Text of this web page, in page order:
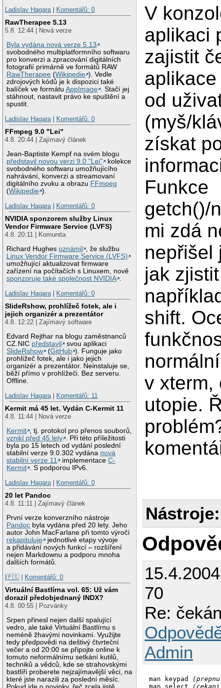
Ladislav Hagara
Komentářů: 0
RawTherapee 5.13
5.8. 12:44 | Nová verze
Byla vydána nová verze 5.13
svobodného multiplatformního softwaru
pro konverzi a zpracování digitálních
fotografií primárně ve formátů RAW
RawTherapee (Wikipedie ). Vedle
zdrojových kódů je k dispozici také
balíček ve formátuAppImage . Stačí jej
stáhnout, nastavit právo ke spuštění a
spustit.
Ladislav Hagara
Komentářů: 0
FFmpeg 9.0 "Lei"
4.8. 20:44 | Zajímavý článek
Jean-Baptiste Kempf na svém blogu
představil novou verzi 9.0 "Lei"
kolekce
svobodného softwaru umožňujícího
nahrávání, konverzi a streamovaní
digitálního zvuku a obrazu FFmpeg
(Wikipedie ).
Ladislav Hagara
Komentářů: 0
NVIDIA sponzorem služby Linux
Vendor Firmware Service (LVFS)
4.8. 20:11 | Komunita
Richard Hughesoznámil
, že službu
Linux Vendor Firmware Service (LVFS)
umožňující aktualizovat firmware
zařízení na počítačích s Linuxem, nově
sponzoruje také společnost NVIDIA .
Ladislav Hagara | Komentářů: 0
SlideRshow, prohlížeč fotek, ale i
jejich organizér a prezentátor
4.8. 12:22 | Zajímavý software
Edvard Rejthar na blogu zaměstnanců
CZ.NIC představil
svou aplikaci
SlideRshow
(GitHub ). Funguje jako
prohlížeč fotek, ale i jako jejich
organizér a prezentátor. Neinstaluje se,
běží přímo v prohlížeči. Bez serveru.
Offline.
Ladislav Hagara | Komentářů: 11
Kermit má 45 let. Vydán C-Kermit 11
4.8. 11:44 | Nová verze
Kermit , tj. protokol pro přenos souborů,
vznikl před 45 lety . Při této příležitosti
byla po 15 letech od vydání poslední
stabilní verze 9.0.302 vydána nová
stabilní verze 11
implementaceC-
Kermit . S podporou IPv6.
Ladislav Hagara | Komentářů: 0
20 let Pandoc
4.8. 11:11 | Zajímavý článek
První verze konverzního nástroje
Pandoc byla vydána před 20 lety. Jeho
autor John MacFarlane při tomto výročí
rekapituluje
jednotlivé etapy vývoje
a přidávání nových funkcí – rozšíření
nejen Markdownu a podporu mnoha
dalších formátů.
|🇵🇸 | Komentářů: 0
Virtuální Bastlírna vol. 65: Už vám
dorazil předobjednaný INDX?
4.8. 00:55 | Pozvánky
Srpen přinesl nejen další spalující
vedro, ale také Virtuální Bastlírnu s
neméně žhavými novinkami. Využijte
tedy předpovědi na deštivý čtvrteční
večer a od 20:00 se připojte online k
tomuto neformálnímu setkání kutilů,
techniků a vědců, kde se strahovskými
bastlíři proberete nejzajímavější věci, na
které jste narazili za poslední měsíc.
V
aplikaci
zajistit
od
(myš/
získat
Funkce
getch()/
mi zdá
nepřišel
jak
shift.
v xterm,
utopie.
Nástroje:
70
Re:
Admin
man keypad
man select